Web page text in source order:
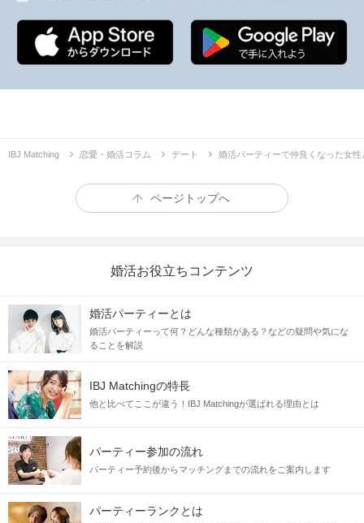
IBJ Matching 恋愛・婚活コラム デート 婚活パーティーで仲良くなった女
ページトップへ
婚活お役立ちコンテンツ
婚活パーティーとは
婚活パーティーって何？どんな種類がある？などの疑問や気にな
ることを解説
IBJ Matchingの特長
他と比べてここが違う！IBJ Matchingが選ばれる理由とは
パーティー参加の流れ
パーティー予約後からマッチングまでの流れをご案内します
パーティーランクとは